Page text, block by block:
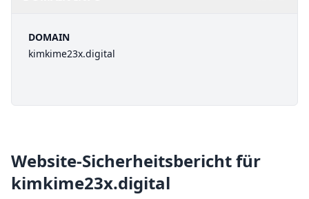
DOMAIN
kimkime23x.digital
Website-Sicherheitsbericht für
kimkime23x.digital